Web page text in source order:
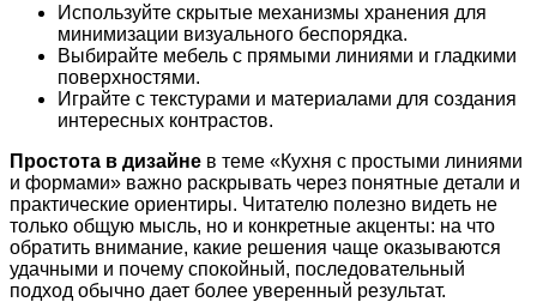
Используйте скрытые механизмы хранения для
минимизации визуального беспорядка.
Выбирайте мебель с прямыми линиями и гладкими
поверхностями.
Играйте с текстурами и материалами для создания
интересных контрастов.
Простота в дизайне в теме «Кухня с простыми линиями
и формами» важно раскрывать через понятные детали и
практические ориентиры. Читателю полезно видеть не
только общую мысль, но и конкретные акценты: на что
обратить внимание, какие решения чаще оказываются
удачными и почему спокойный, последовательный
подход обычно дает более уверенный результат.